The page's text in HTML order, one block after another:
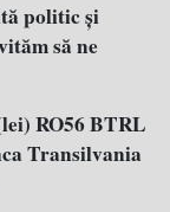
politic şi
să ne
RO56 BTRL
Transilvania